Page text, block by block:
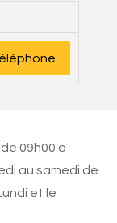
09h00 à
au samedi de
et le